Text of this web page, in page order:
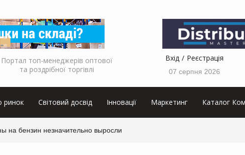
Портал топ-менеджерів оптової
та роздрібної торгівлі
Вхід Реєстрація
07 серпня 2026
ринок Світовий досвід Інновації Маркетинг Каталог
на бензин незначительно выросли